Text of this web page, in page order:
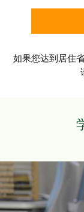
如果您达到居住